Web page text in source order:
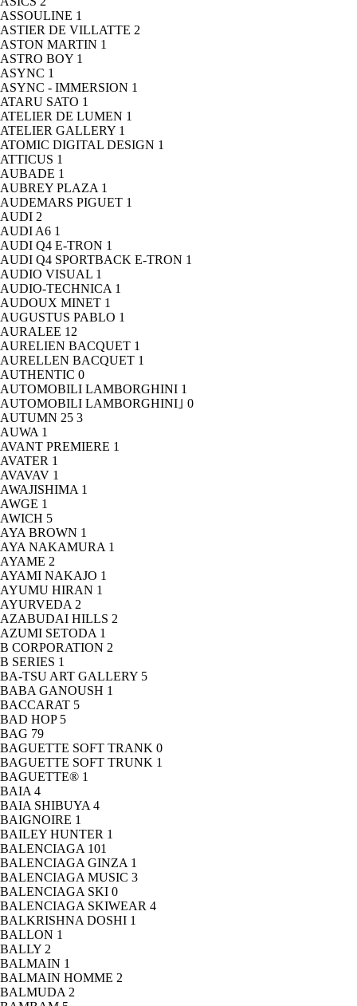
ASSOULINE 1
ASTIER DE VILLATTE 2
ASTON MARTIN 1
ASTRO BOY 1
ASYNC 1
ASYNC - IMMERSION 1
ATARU SATO 1
ATELIER DE LUMEN 1
ATELIER GALLERY 1
ATOMIC DIGITAL DESIGN 1
ATTICUS 1
AUBADE 1
AUBREY PLAZA 1
AUDEMARS PIGUET 1
AUDI 2
AUDI A6 1
AUDI Q4 E-TRON 1
AUDI Q4 SPORTBACK E-TRON 1
AUDIO VISUAL 1
AUDIO-TECHNICA 1
AUDOUX MINET 1
AUGUSTUS PABLO 1
AURALEE 12
AURELIEN BACQUET 1
AURELLEN BACQUET 1
AUTHENTIC 0
AUTOMOBILI LAMBORGHINI 1
AUTOMOBILI LAMBORGHINI｣ 0
AUTUMN 25 3
AUWA 1
AVANT PREMIERE 1
AVATER 1
AVAVAV 1
AWAJISHIMA 1
AWGE 1
AWICH 5
AYA BROWN 1
AYA NAKAMURA 1
AYAME 2
AYAMI NAKAJO 1
AYUMU HIRAN 1
AYURVEDA 2
AZABUDAI HILLS 2
AZUMI SETODA 1
B CORPORATION 2
B SERIES 1
BA-TSU ART GALLERY 5
BABA GANOUSH 1
BACCARAT 5
BAD HOP 5
BAG 79
BAGUETTE SOFT TRANK 0
BAGUETTE SOFT TRUNK 1
BAGUETTE® 1
BAIA 4
BAIA SHIBUYA 4
BAIGNOIRE 1
BAILEY HUNTER 1
BALENCIAGA 101
BALENCIAGA GINZA 1
BALENCIAGA MUSIC 3
BALENCIAGA SKI 0
BALENCIAGA SKIWEAR 4
BALKRISHNA DOSHI 1
BALLON 1
BALLY 2
BALMAIN 1
BALMAIN HOMME 2
BALMUDA 2